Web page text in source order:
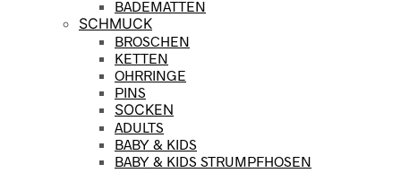
BADEMATTEN
SCHMUCK
BROSCHEN
KETTEN
OHRRINGE
PINS
SOCKEN
ADULTS
BABY & KIDS
BABY & KIDS STRUMPFHOSEN